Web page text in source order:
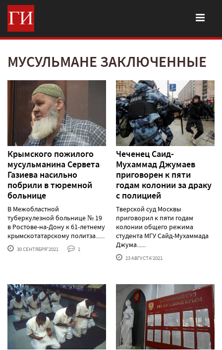
МУСУЛЬМАНЕ ЗАКЛЮЧЕННЫЕ
Крымского пожилого
мусульманина Сервета
Газиева насильно
побрили в тюремной
больнице
В Межобластной
туберкулезной больнице № 19
в Ростове-на-Дону к 61-летнему
крымскотатарскому политза......
30 СЕНТЯБРЯ'2021 1
Чеченец Саид-
Мухаммад Джумаев
приговорен к пяти
годам колонии за драку
с полицией
Тверской суд Москвы
приговорил к пяти годам
колонии общего режима
студента МГУ Сайд-Мухаммада
Джума......
23 АВГУСТА'2021